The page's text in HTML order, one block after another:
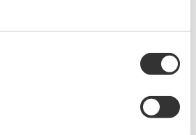
기의 프로그램 컨트롤러로
램 패턴과 8 개의 PV 이벤트,
시퀀스 기능이 표준으로